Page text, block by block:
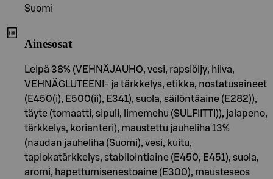
Suomi
Ainesosat
Leipä 38% (VEHNÄJAUHO, vesi, rapsiöljy, hiiva,
VEHNÄGLUTEENI- ja tärkkelys, etikka, nostatusaineet
(E450(i), E500(ii), E341), suola, säilöntäaine (E282)),
täyte (tomaatti, sipuli, limemehu (SULFIITTI)), jalapeno,
tärkkelys, korianteri), maustettu jauheliha 13%
(naudan jauheliha (Suomi), vesi, kuitu,
tapiokatärkkelys, stabilointiaine (E450, E451), suola,
aromi, hapettumisenestoaine (E300), mausteseos